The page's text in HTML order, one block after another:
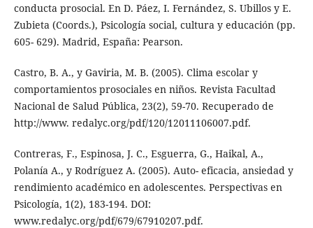
conducta prosocial. En D. Páez, I. Fernández, S. Ubillos y E.
Zubieta (Coords.), Psicología social, cultura y educación (pp.
605- 629). Madrid, España: Pearson.
Castro, B. A., y Gaviria, M. B. (2005). Clima escolar y
comportamientos prosociales en niños. Revista Facultad
Nacional de Salud Pública, 23(2), 59-70. Recuperado de
http://www. redalyc.org/pdf/120/12011106007.pdf.
Contreras, F., Espinosa, J. C., Esguerra, G., Haikal, A.,
Polanía A., y Rodríguez A. (2005). Auto- eficacia, ansiedad y
rendimiento académico en adolescentes. Perspectivas en
Psicología, 1(2), 183-194. DOI:
www.redalyc.org/pdf/679/67910207.pdf.